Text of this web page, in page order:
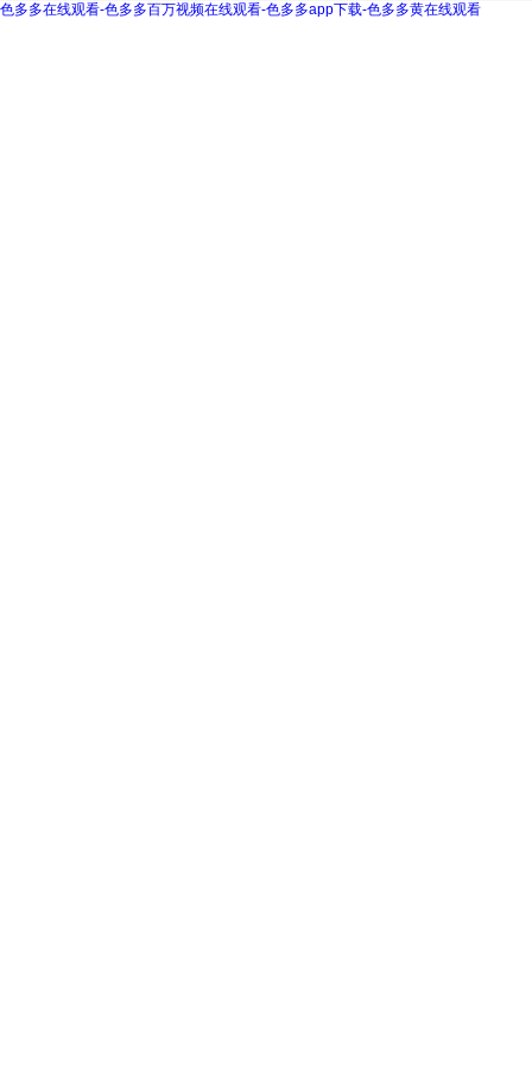
色多多在线观看-色多多百万视频在线观看-色多多app下载-色多多黄在线观看